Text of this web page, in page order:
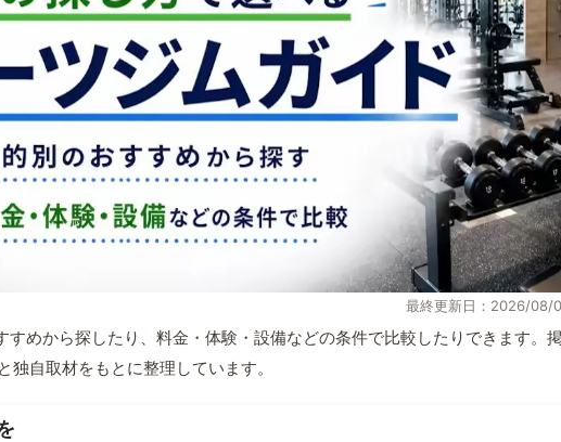
最終更新日：2026/08/
めから探したり、料金・体験・設備などの条件で比較したりできます。
自取材をもとに整理しています。